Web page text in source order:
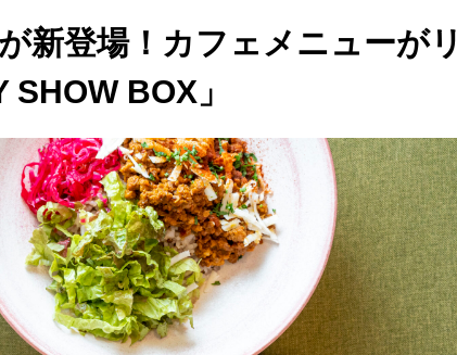
新登場！カフェメニューがリ
BOX」